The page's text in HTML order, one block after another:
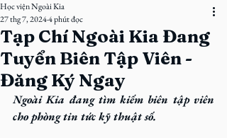
Tạp Chí Ngoài Kia Đang
Tuyển Biên Tập Viên -
Đăng Ký Ngay
Học viện Ngoài Kia
27 thg 7, 20244 phút đọc
Ngoài Kia đang tìm kiếm biên tập viên
cho phòng tin tức kỹ thuật số.